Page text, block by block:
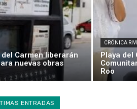
Carmen liberarán
nuevas obras
CRÓNICA
Playa del
Roo
ENTRADAS